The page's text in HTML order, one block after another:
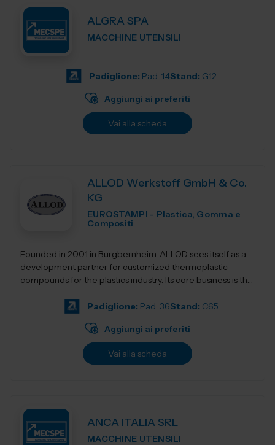
ALGRA SPA
MACCHINE UTENSILI
Padiglione: Pad. 14Stand: G12
Aggiungi ai preferiti
Vai alla scheda
ALLOD Werkstoff GmbH & Co.
KG
EUROSTAMPI - Plastica, Gomma e
Compositi
Founded in 2001 in Burgbernheim, ALLOD sees itself as a
development partner for customized thermoplastic
compounds for the plastics industry. Its core business is the
Padiglione: Pad. 36Stand: C65
Aggiungi ai preferiti
Vai alla scheda
ANCA ITALIA SRL
MACCHINE UTENSILI